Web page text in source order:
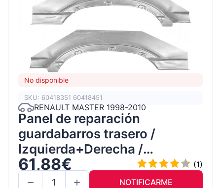
No disponible
SKU: 60418351 60418451
RENAULT MASTER 1998-2010
Panel de reparación
guardabarros trasero /
Izquierda+Derecha /
Conjunto
61,88€
(1)
NOTIFICARME